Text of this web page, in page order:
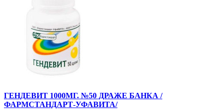
ГЕНДЕВИТ 1000МГ. №50 ДРАЖЕ БАНКА /
ФАРМСТАНДАРТ-УФАВИТА/